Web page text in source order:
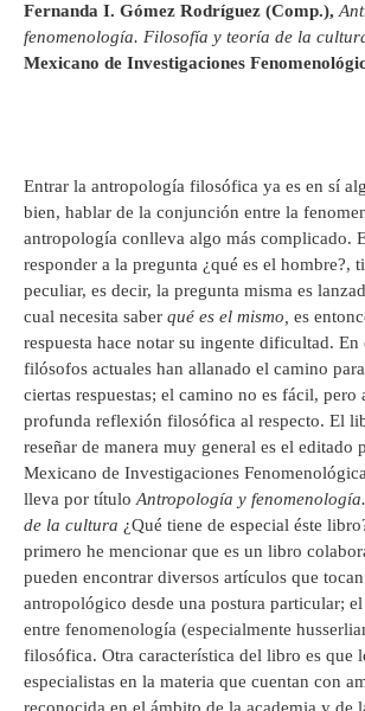
Fernanda I. Gómez Rodríguez (Comp.),
fenomenología. Filosofía y teoría de la
Mexicano de Investigaciones
Entrar la antropología filosófica ya es en sí
bien, hablar de la conjunción entre la
antropología conlleva algo más complicado.
responder a la pregunta ¿qué es el hombre?,
peculiar, es decir, la pregunta misma es
cual necesita saber qué es el mismo, es
respuesta hace notar su ingente dificultad. En
filósofos actuales han allanado el camino
ciertas respuestas; el camino no es fácil, pero
profunda reflexión filosófica al respecto. El
reseñar de manera muy general es el editado
Mexicano de Investigaciones
lleva por títuloAntropología y
de la cultura ¿Qué tiene de especial éste
primero he mencionar que es un libro
pueden encontrar diversos artículos que
antropológico desde una postura particular;
entre fenomenología (especialmente
filosófica. Otra característica del libro es que
especialistas en la materia que cuentan con